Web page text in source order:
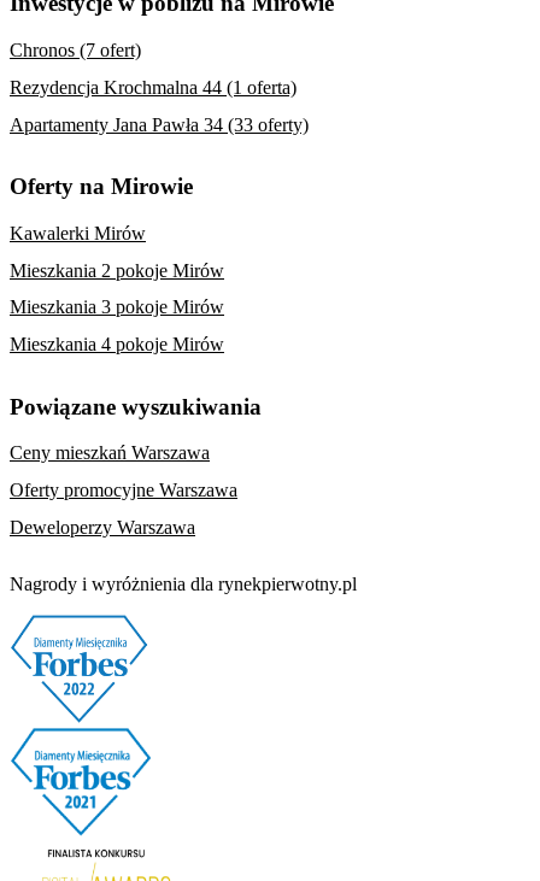
Chronos (7 ofert)
Rezydencja Krochmalna 44 (1 oferta)
Apartamenty Jana Pawła 34 (33 oferty)
Oferty na Mirowie
Kawalerki Mirów
Mieszkania 2 pokoje Mirów
Mieszkania 3 pokoje Mirów
Mieszkania 4 pokoje Mirów
Powiązane wyszukiwania
Ceny mieszkań Warszawa
Oferty promocyjne Warszawa
Deweloperzy Warszawa
Nagrody i wyróżnienia dla rynekpierwotny.pl